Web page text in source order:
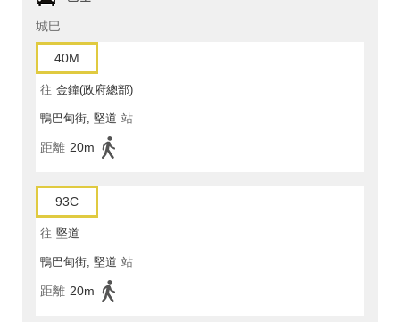
城巴
40M
往 金鐘(政府總部)
鴨巴甸街, 堅道 站
距離 20m
93C
往 堅道
鴨巴甸街, 堅道 站
距離 20m